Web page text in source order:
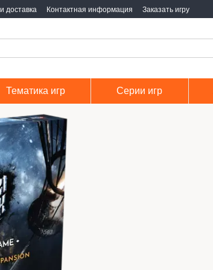
доставка Контактная информация Заказать игру
Тематика игр Серии игр